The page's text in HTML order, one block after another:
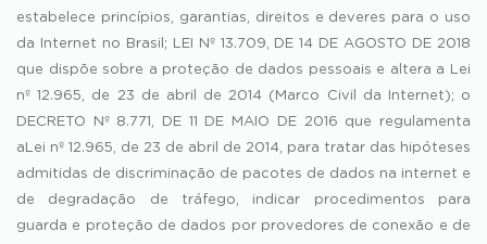
estabelece princípios, garantias, direitos e deveres para o uso
da Internet no Brasil; LEI Nº 13.709, DE 14 DE AGOSTO DE 2018
que dispõe sobre a proteção de dados pessoais e altera a Lei
nº 12.965, de 23 de abril de 2014 (Marco Civil da Internet); o
DECRETO Nº 8.771, DE 11 DE MAIO DE 2016 que regulamenta
aLei nº 12.965, de 23 de abril de 2014, para tratar das hipóteses
admitidas de discriminação de pacotes de dados na internet e
de degradação de tráfego, indicar procedimentos para
guarda e proteção de dados por provedores de conexão e de